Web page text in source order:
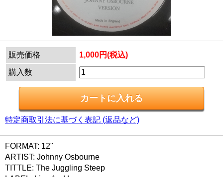
販売価格 1,000円(税込)
購入数
特定商取引法に基づく表記 (返品など)
FORMAT: 12"
ARTIST: Johnny Osbourne
TITTLE: The Juggling Steep